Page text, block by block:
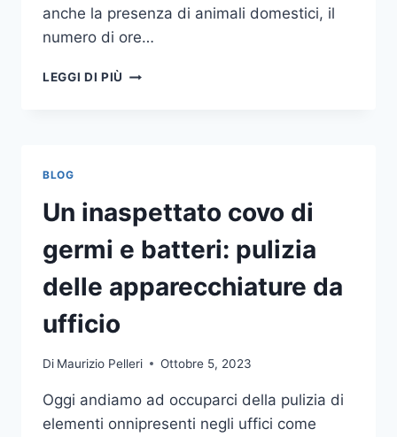
anche la presenza di animali domestici, il
numero di ore…
LEGGI DI PIÙ COME
BLOG
Un inaspettato covo di
germi e batteri: pulizia
delle apparecchiature da
ufficio
Di Maurizio Pelleri Ottobre 5, 2023
Oggi andiamo ad occuparci della pulizia di
elementi onnipresenti negli uffici come